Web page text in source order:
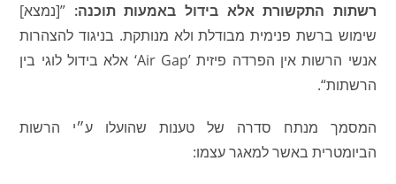
רשתות התקשורת אלא בידול באמעות תוכנה: ”[נמצא]
שימוש ברשת פנימית מבודלת ולא מנותקת. בניגוד להצהרות
אנשי הרשות אין הפרדה פיזית ’Air Gap‘ אלא בידול לוגי בין
הרשתות“.
המסמך מנתח סדרה של טענות שהועלו ע״י הרשות
הביומטרית באשר למאגר עצמו: